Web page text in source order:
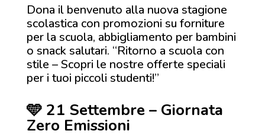
Dona il benvenuto alla nuova stagione
scolastica con promozioni su forniture
per la scuola, abbigliamento per bambini
o snack salutari. “Ritorno a scuola con
stile – Scopri le nostre offerte speciali
per i tuoi piccoli studenti!”
🩵 21 Settembre – Giornata
Zero Emissioni